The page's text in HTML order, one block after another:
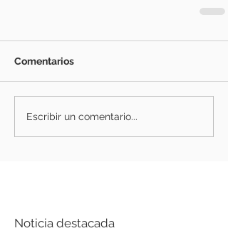
Comentarios
Escribir un comentario...
Noticia destacada